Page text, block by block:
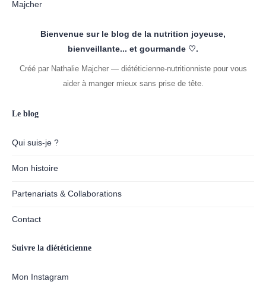
Bienvenue sur le blog de la nutrition joyeuse,
bienveillante... et gourmande ♡.
Créé par Nathalie Majcher — diététicienne-nutritionniste pour vous
aider à manger mieux sans prise de tête.
Le blog
Qui suis-je ?
Mon histoire
Partenariats & Collaborations
Contact
Suivre la diététicienne
Mon Instagram